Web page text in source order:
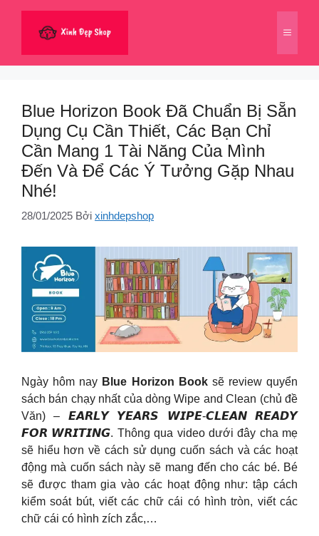
dung
Menu
Blue Horizon Book Đã Chuẩn Bị Sẵn
Dụng Cụ Cần Thiết, Các Bạn Chỉ
Cần Mang 1 Tài Năng Của Mình
Đến Và Để Các Ý Tưởng Gặp Nhau
Nhé!
28/01/2025 Bởi xinhdepshop
Ngày hôm nay Blue Horizon Book sẽ review quyển
sách bán chạy nhất của dòng Wipe and Clean (chủ đề
Văn) – 𝙀𝘼𝙍𝙇𝙔 𝙔𝙀𝘼𝙍𝙎 𝙒𝙄𝙋𝙀-𝘾𝙇𝙀𝘼𝙉 𝙍𝙀𝘼𝘿𝙔
𝙁𝙊𝙍 𝙒𝙍𝙄𝙏𝙄𝙉𝙂. Thông qua video dưới đây cha mẹ
sẽ hiểu hơn về cách sử dụng cuốn sách và các hoạt
động mà cuốn sách này sẽ mang đến cho các bé. Bé
sẽ được tham gia vào các hoạt động như: tập cách
kiểm soát bút, viết các chữ cái có hình tròn, viết các
chữ cái có hình zích zắc,…